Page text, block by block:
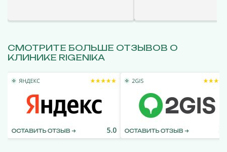
СМОТРИТЕ БОЛЬШЕ ОТЗЫВОВ О
КЛИНИКЕ RIGENIKA